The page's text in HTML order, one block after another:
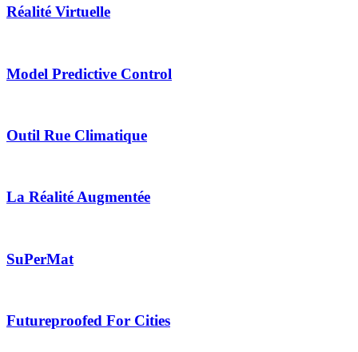
Réalité Virtuelle
Model Predictive Control
Outil Rue Climatique
La Réalité Augmentée
SuPerMat
Futureproofed For Cities